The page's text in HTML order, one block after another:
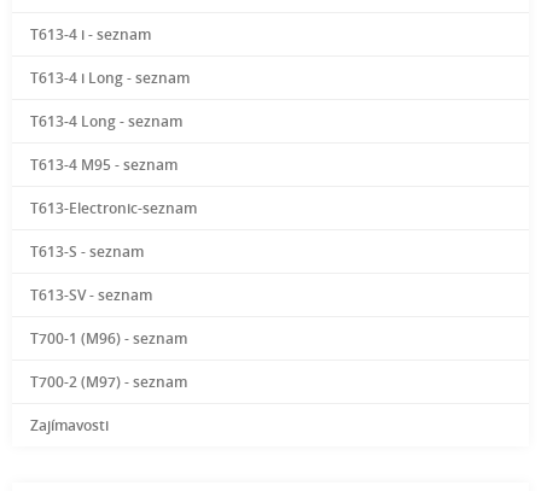
T613-4 i - seznam
T613-4 i Long - seznam
T613-4 Long - seznam
T613-4 M95 - seznam
T613-Electronic-seznam
T613-S - seznam
T613-SV - seznam
T700-1 (M96) - seznam
T700-2 (M97) - seznam
Zajímavosti